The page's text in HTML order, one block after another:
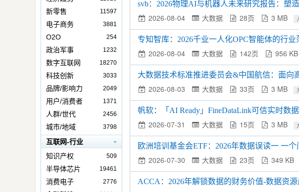
新零售 11597
电子商务 3881
O2O 254
政治军事 1232
数字互联网 18270
科技创新 3033
品牌/影响力 2049
用户/消费者 1371
人群/世代 2456
城市/地域 3798
互联网-行业
知识产权
509
半导体芯片 19461
消费电子 2776
svb：2026物理AI与机器人未来研究报告：塑
2026-08-04 大数据 28页 3 MB
专知智库：2026千业一人化OPC智能体的行业
2026-08-04 大数据 142页 956 KB
大数据技术标准推进委员会&中国航信：面向
2026-08-03 大数据 33页 3 MB
帆软：「AI Ready」FineDataLink可信实时数
2026-07-31 大数据 15页 3 MB
欧洲培训基金会ETF：2026年数据误读一 一
2026-07-30 大数据 23页 349 KB
ACCA：2026年解锁数据的财务价值-数据资